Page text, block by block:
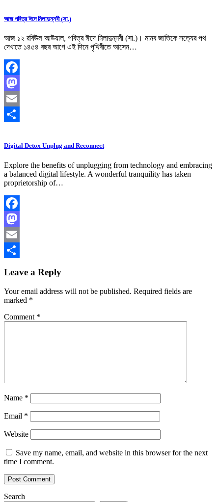
আজ পবিত্র ঈদে মিলাদুন্নবী (সা.)
আজ ১২ রবিউল আউয়াল, পবিত্র ঈদে মিলাদুন্নবী (সা.)। মানব জাতিকে সত্যের পথ
দেখাতে ১৪৫৪ বছর আগে এই দিনে পৃথিবীতে আসেন…
Facebook
Mastodon
Email
Digital Detox Unplug and Reconnect
Explore the benefits of unplugging from technology and embracing
a balanced digital lifestyle. A wonderful tranquility has taken
proprietorship of…
Facebook
Mastodon
Email
Leave a Reply
Your email address will not be published. Required fields are
marked *
Comment *
Name *
Email *
Website
Save my name, email, and website in this browser for the next
time I comment.
Search